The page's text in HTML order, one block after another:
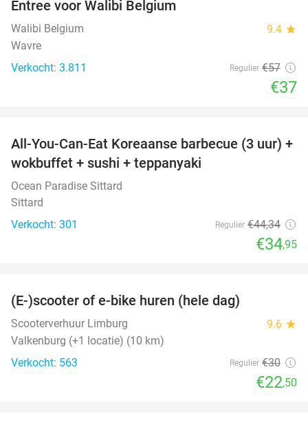
Entree voor Walibi Belgium
Walibi Belgium 9.4 star
Wavre
Verkocht: 3.811
Regulier €57
€37
21%
All-You-Can-Eat Koreaanse barbecue (3 uur) +
wokbuffet + sushi + teppanyaki
Ocean Paradise Sittard
Sittard
Verkocht: 301
Regulier €44,34
€34,95
(E-)scooter of e-bike huren (hele dag)
Scooterverhuur Limburg 9.6 star
Valkenburg (+1 locatie) (10 km)
Verkocht: 563
Regulier €30
€22,50